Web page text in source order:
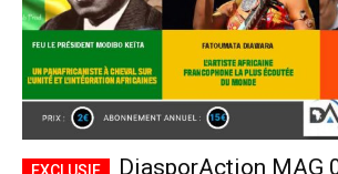
DiasporAction MAG